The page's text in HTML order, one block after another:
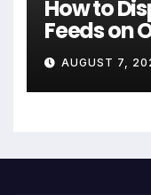
How to
Feeds on
AUGUST 7,